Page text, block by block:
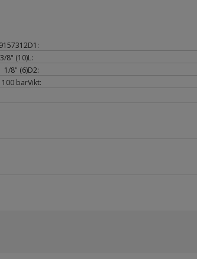
9157312
3/8" (10)
1/8" (6)
100 bar
D1:
L:
D2:
Vikt: